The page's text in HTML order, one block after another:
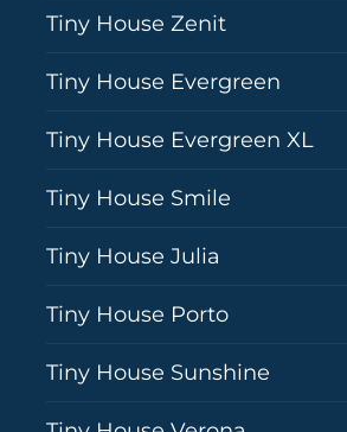
Tiny House Zenit
Tiny House Evergreen
Tiny House Evergreen XL
Tiny House Smile
Tiny House Julia
Tiny House Porto
Tiny House Sunshine